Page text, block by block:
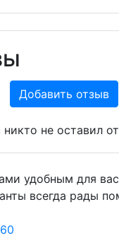
Добавить отзыв
никто не оставил
удобным для
всегда рады